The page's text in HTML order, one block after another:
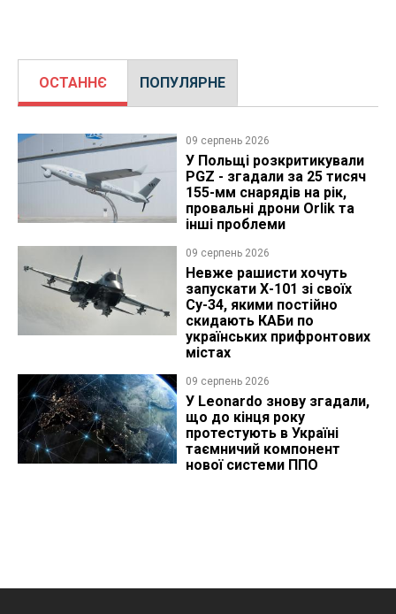
ОСТАННЄ ПОПУЛЯРНЕ
09 серпень 2026
У Польщі розкритикували
PGZ - згадали за 25 тисяч
155-мм снарядів на рік,
провальні дрони Orlik та
інші проблеми
09 серпень 2026
Невже рашисти хочуть
запускати Х-101 зі своїх
Су-34, якими постійно
скидають КАБи по
українських прифронтових
містах
09 серпень 2026
У Leonardo знову згадали,
що до кінця року
протестують в Україні
таємничий компонент
нової системи ППО